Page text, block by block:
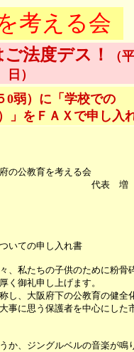
考える会
法度デス！
（
日）
0弱）に「学校での
」をＦＡＸで申し入
考える会
いての申し入れ書
、私たちの子供のために粉骨
く御礼申し上げます。
し、大阪府下の公教育の健全
事に思う保護者を中心にした
か、ジングルベルの音楽が鳴